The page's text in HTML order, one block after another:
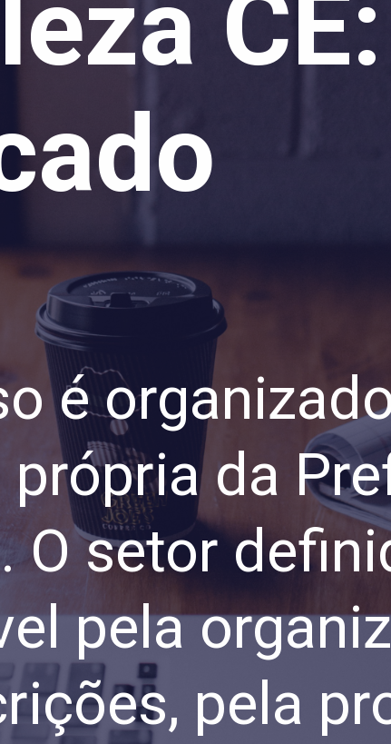
CE:
é
da
O setor
pela
pela